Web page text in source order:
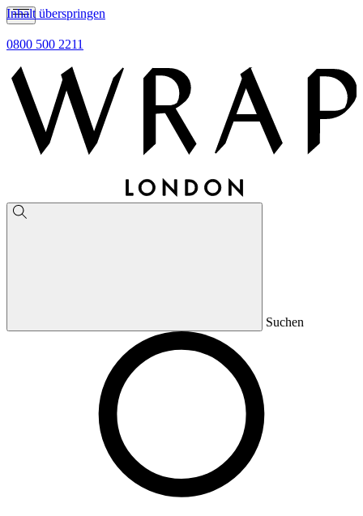
Inhalt überspringen
0800 500 2211
Suchen